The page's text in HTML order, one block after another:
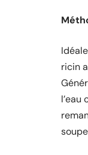
ricin
l’eau